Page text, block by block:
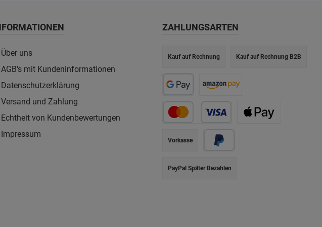
Über uns
AGB's mit Kundeninformationen
Datenschutzerklärung
Versand und Zahlung
Echtheit von Kundenbewertungen
Impressum
ZAHLUNGSARTEN
Vorkasse
PayPal Später Bezahlen
Kauf auf Rechnung Kauf auf Rechnung B2B